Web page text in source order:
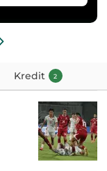
Kredit 2